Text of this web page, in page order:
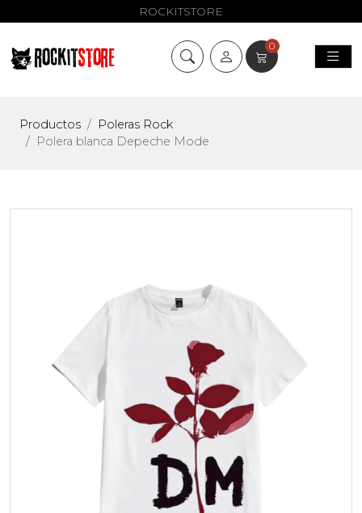
ROCKITSTORE
0
Productos
Poleras Rock
Polera blanca Depeche Mode